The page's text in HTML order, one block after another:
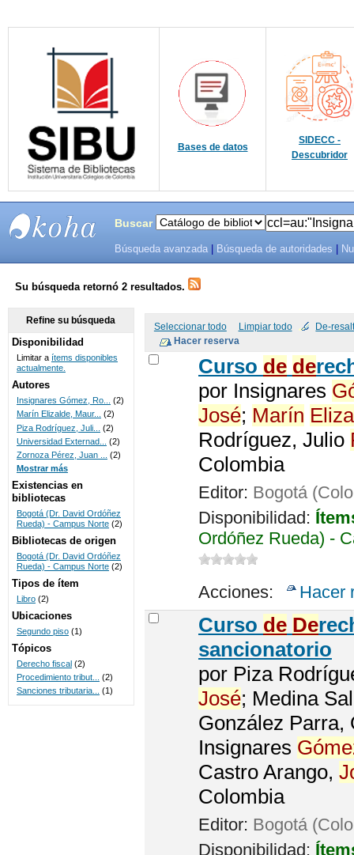
Bases de datos
SIDECC -
Descubridor
SISTEMAS
DE
BIBLIOTECAS
UNICOC
Buscar
Búsqueda avanzada Búsqueda de autoridades
Su búsqueda retornó 2 resultados.
Seleccionar todo Limpiar todo De-
Curso de de
por Insignares
José; Marín
Rodríguez, Julio
Colombia
Editor: Bogotá
Disponibilidad:
Ordóñez Rueda) -
Acciones: Hacer
Curso de De
sancionatorio
por Piza
José; Medina
González
Insignares
Castro Arango,
Colombia
Editor: Bogotá
Disponibilidad:
Refine su búsqueda
Disponibilidad
Limitar a ítems disponibles
actualmente.
Autores
Insignares Gómez, Ro...
(2)
Marín Elizalde, Maur... (2)
Piza Rodríguez, Juli...
(2)
Universidad Externad...
(2)
Zornoza Pérez, Juan ...
(2)
Mostrar más
Existencias en
bibliotecas
Bogotá (Dr. David Ordóñez
Rueda) - Campus Norte (2)
Bibliotecas de origen
Bogotá (Dr. David Ordóñez
Rueda) - Campus Norte (2)
Tipos de ítem
Libro (2)
Ubicaciones
Segundo piso (1)
Tópicos
Derecho fiscal (2)
Procedimiento tribut...
(2)
Sanciones tributaria... (1)